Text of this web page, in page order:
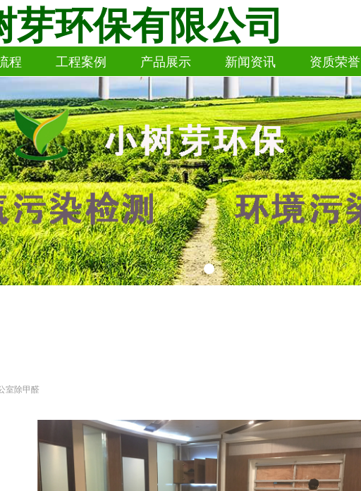
程
程
工程案例
工程案例
产品展示
产品展示
新闻资讯
新闻资讯
资质荣誉
资质荣誉
芽环保有限公司
室除甲醛